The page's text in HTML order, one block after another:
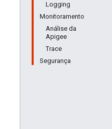
Logging
Monitoramento
Análise da
Apigee
Trace
Segurança